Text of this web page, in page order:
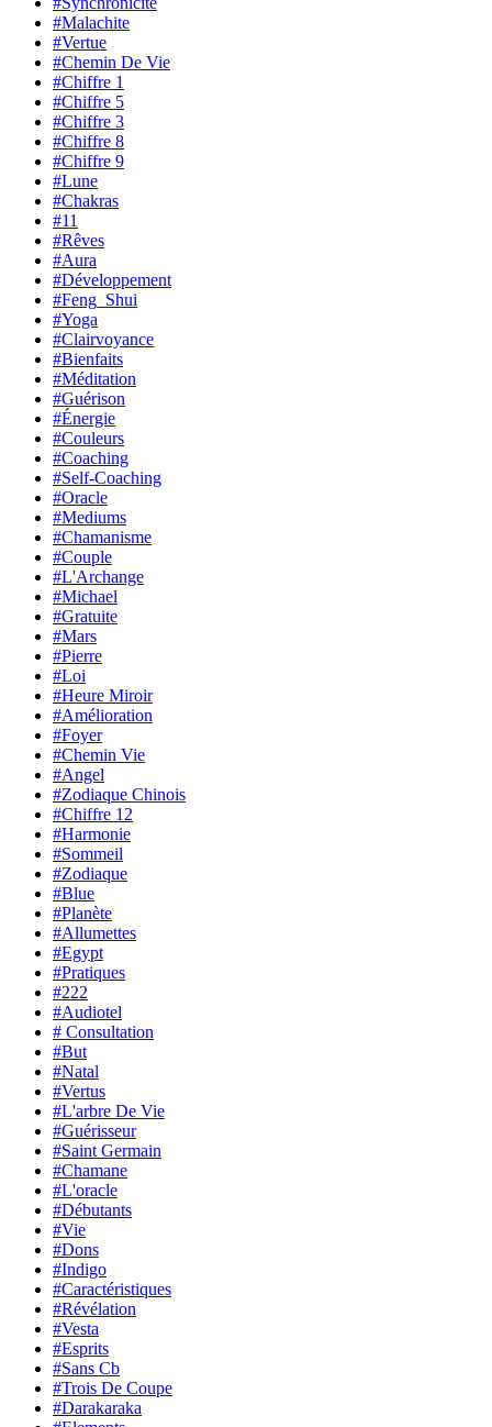
#Malachite
#Vertue
#Chemin De Vie
#Chiffre 1
#Chiffre 5
#Chiffre 3
#Chiffre 8
#Chiffre 9
#Lune
#Chakras
#11
#Rêves
#Aura
#Développement
#Feng_Shui
#Yoga
#Clairvoyance
#Bienfaits
#Méditation
#Guérison
#Énergie
#Couleurs
#Coaching
#Self-Coaching
#Oracle
#Mediums
#Chamanisme
#Couple
#L'Archange
#Michael
#Gratuite
#Mars
#Pierre
#Loi
#Heure Miroir
#Amélioration
#Foyer
#Chemin Vie
#Angel
#Zodiaque Chinois
#Chiffre 12
#Harmonie
#Sommeil
#Zodiaque
#Blue
#Planète
#Allumettes
#Egypt
#Pratiques
#222
#Audiotel
# Consultation
#But
#Natal
#Vertus
#L'arbre De Vie
#Guérisseur
#Saint Germain
#Chamane
#L'oracle
#Débutants
#Vie
#Dons
#Indigo
#Caractéristiques
#Révélation
#Vesta
#Esprits
#Sans Cb
#Trois De Coupe
#Darakaraka